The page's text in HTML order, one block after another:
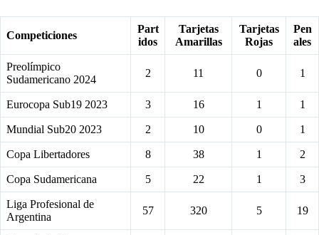
Competiciones
Part
idos
Tarjetas
Amarillas
Tarjetas
Rojas
Pen
ales
Preolímpico
Sudamericano 2024
2 11 0 1
Eurocopa Sub19 2023 3 16 1 1
Mundial Sub20 2023 2 10 0 1
Copa Libertadores 8 38 1 2
Copa Sudamericana 5 22 1 3
Liga Profesional de
Argentina
57 320 5 19